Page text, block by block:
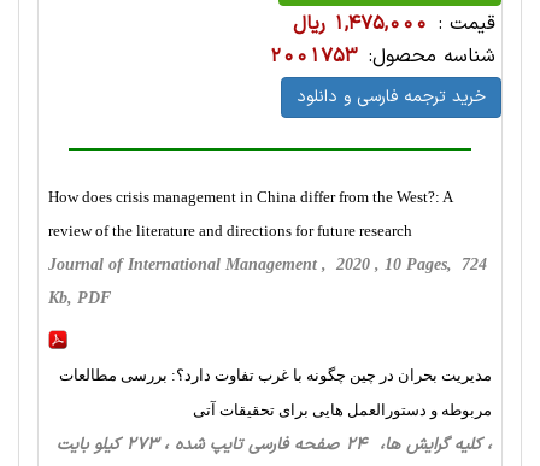
قیمت : 1,475,000 ریال
شناسه محصول: 2001753
خرید ترجمه فارسی و دانلود
How does crisis management in China differ from the West?: A
review of the literature and directions for future research
Journal of International Management , 2020 , 10 Pages, 724
Kb, PDF
مدیریت بحران در چین چگونه با غرب تفاوت دارد؟: بررسی مطالعات
مربوطه و دستورالعمل هایی برای تحقیقات آتی
، کلیه گرایش ها، 24 صفحه فارسی تایپ شده ، 273 کیلو بایت